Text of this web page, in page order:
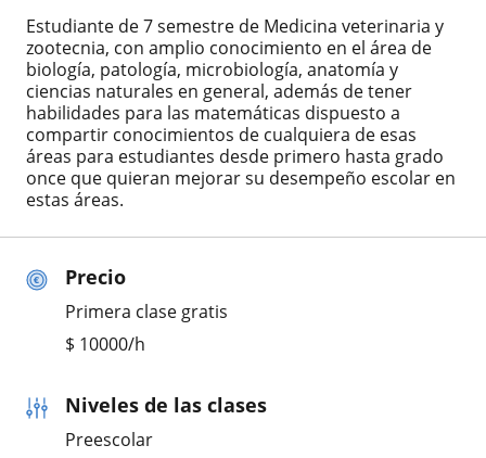
Precio
Primera clase gratis
$ 10000/h
Niveles de las clases
Preescolar
Estudiante de 7 semestre de Medicina veterinaria y
zootecnia, con amplio conocimiento en el área de
biología, patología, microbiología, anatomía y
ciencias naturales en general, además de tener
habilidades para las matemáticas dispuesto a
compartir conocimientos de cualquiera de esas
áreas para estudiantes desde primero hasta grado
once que quieran mejorar su desempeño escolar en
estas áreas.